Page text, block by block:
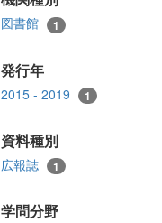
図書館 1
発行年
2015 - 2019 1
資料種別
広報誌 1
学問分野